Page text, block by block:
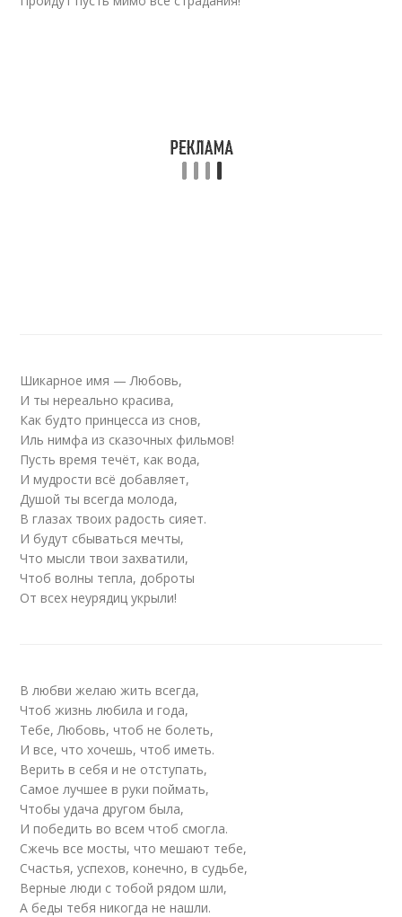
Шикарное имя — Любовь,
И ты нереально красива,
Как будто принцесса из снов,
Иль нимфа из сказочных фильмов!
Пусть время течёт, как вода,
И мудрости всё добавляет,
Душой ты всегда молода,
В глазах твоих радость сияет.
И будут сбываться мечты,
Что мысли твои захватили,
Чтоб волны тепла, доброты
От всех неурядиц укрыли!
В любви желаю жить всегда,
Чтоб жизнь любила и года,
Тебе, Любовь, чтоб не болеть,
И все, что хочешь, чтоб иметь.
Верить в себя и не отступать,
Самое лучшее в руки поймать,
Чтобы удача другом была,
И победить во всем чтоб смогла.
Сжечь все мосты, что мешают тебе,
Счастья, успехов, конечно, в судьбе,
Верные люди с тобой рядом шли,
А беды тебя никогда не нашли.